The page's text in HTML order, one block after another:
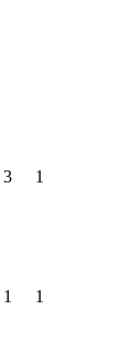
3 1
1 1